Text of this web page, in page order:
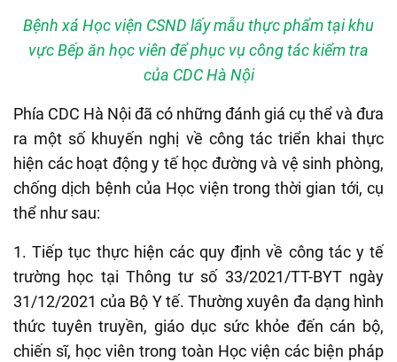
Bệnh xá Học viện CSND lấy mẫu thực phẩm tại khu
vực Bếp ăn học viên để phục vụ công tác kiểm tra
của CDC Hà Nội
Phía CDC Hà Nội đã có những đánh giá cụ thể và đưa
ra một số khuyến nghị về công táctriển khai thực
hiện các hoạt động y tế học đường và vệ sinh phòng,
chống dịch bệnh của Học viện trong thời gian tới, cụ
thể như sau:
1. Tiếp tục thực hiện các quy định về công tác y tế
trường học tại Thông tư số 33/2021/TT-BYT ngày
31/12/2021 của Bộ Y tế. Thường xuyên đa dạng hình
thức tuyên truyền, giáo dục sức khỏe đến cán bộ,
chiến sĩ, học viên trong toàn Học viện các biện pháp